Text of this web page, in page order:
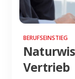
BERUFSEINSTIEG
Vertrieb